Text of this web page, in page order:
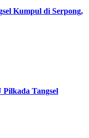
Kumpul di Serpong,
Pilkada Tangsel